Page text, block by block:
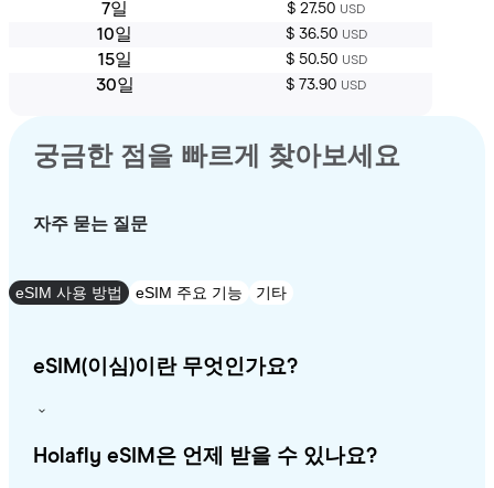
7일 $ 27.50 USD
10일 $ 36.50 USD
15일 $ 50.50 USD
30일 $ 73.90 USD
궁금한 점을 빠르게 찾아보세요
자주 묻는 질문
eSIM 사용 방법 eSIM 주요 기능 기타
eSIM(이심)이란 무엇인가요?
Holafly eSIM은 언제 받을 수 있나요?